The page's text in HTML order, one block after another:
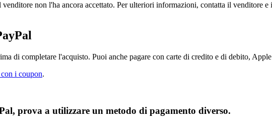
non l'ha ancora accettato. Per ulteriori informazioni, contatta il venditore e
di completare l'acquisto. Puoi anche pagare con carte di credito e di debito,
i coupon.
prova a utilizzare un metodo di pagamento diverso.